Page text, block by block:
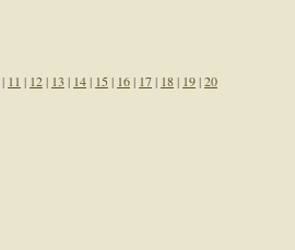
| 11 | 12| 13 | 14| 15 | 16| 17| 18| 19|20